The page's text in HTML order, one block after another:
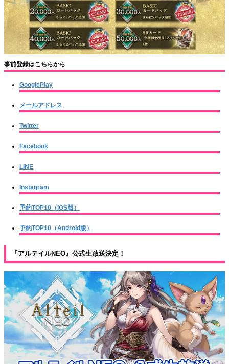
事前登録はこちらから
GooglePlay
メールアドレス
Twitter
Facebook
LINE
Instagram
予約TOP10（iOS版）
予約TOP10（Android版）
『アルテイルNEO』公式生放送決定！